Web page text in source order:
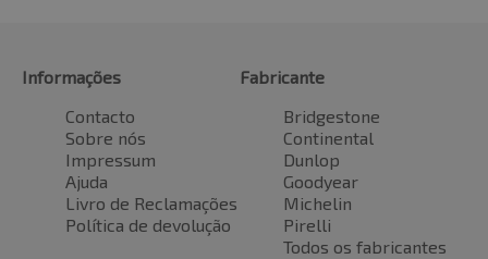
Informações
Contacto
Sobre nós
Impressum
Ajuda
Livro de Reclamações
Política de devolução
Fabricante
Bridgestone
Continental
Dunlop
Goodyear
Michelin
Pirelli
Todos os fabricantes